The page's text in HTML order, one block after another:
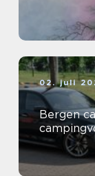
02. juli
Bergen caravan slik